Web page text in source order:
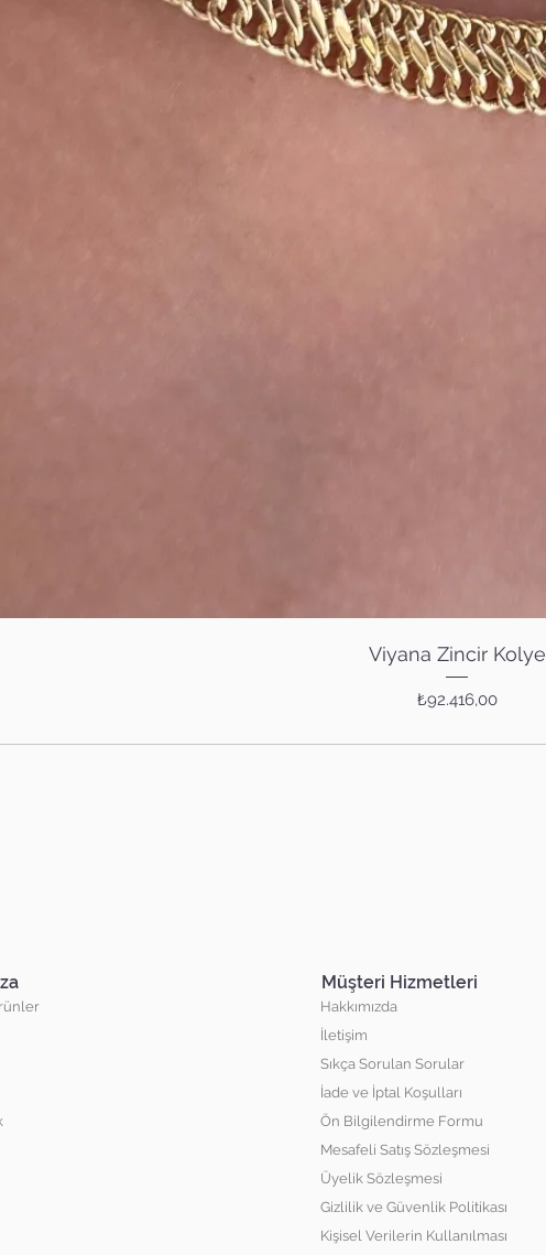
Hızlı Bakış
Viyana Zincir Kolye
Fiyat
₺92.416,00
Hakkımızda
İletişim
Sıkça Sorulan Sorular
İade ve İptal Koşulları
Ön Bilgilendirme Formu
Mesafeli Satış Sözleşmesi
Üyelik Sözleşmesi
Gizlilik ve Güvenlik Politikası
Kişisel Verilerin Kullanılması
Müşteri Hizmetleri